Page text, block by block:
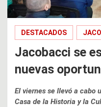
DESTACADOS
Jacobacci se
nuevas
El viernes se llevó a cabo
Casa de la Historia y la